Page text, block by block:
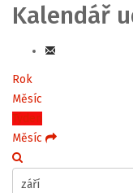
Kalendář
Rok
Měsíc
Týden
Měsíc